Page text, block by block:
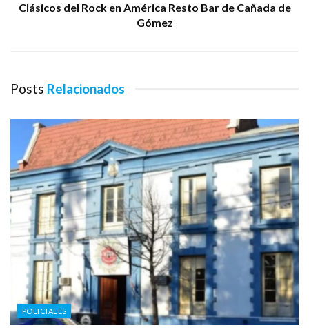
Clásicos del Rock en América Resto Bar de Cañada de
Gómez
Posts Relacionados
POLICIALES